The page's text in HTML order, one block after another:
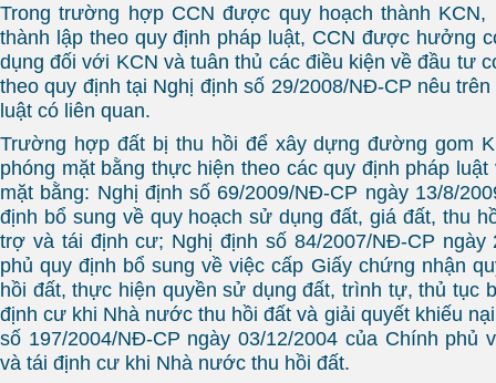
Trong trường hợp CCN được quy hoạch thành
thành lập theo quy định pháp luật, CCN được hưởng
dụng đối với KCN và tuân thủ các điều kiện về đầu tư
theo quy định tại Nghị định số 29/2008/NĐ-CP nêu
luật có liên quan.
Trường hợp đất bị thu hồi để xây dựng đường gom
phóng mặt bằng thực hiện theo các quy định pháp
mặt bằng: Nghị định số 69/2009/NĐ-CP ngày 13/8/
định bổ sung về quy hoạch sử dụng đất, giá đất, thu
trợ và tái định cư; Nghị định số 84/2007/NĐ-CP ngày
phủ quy định bổ sung về việc cấp Giấy chứng nhận
hồi đất, thực hiện quyền sử dụng đất, trình tự, thủ tục
định cư khi Nhà nước thu hồi đất và giải quyết khiếu
số 197/2004/NĐ-CP ngày 03/12/2004 của Chính phủ
và tái định cư khi Nhà nước thu hồi đất.